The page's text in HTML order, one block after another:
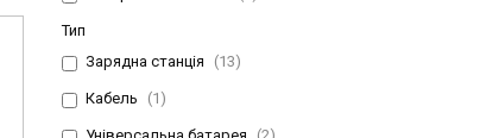
Тип
Зарядна станція
13
Кабель 1